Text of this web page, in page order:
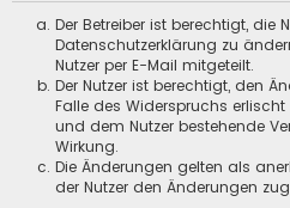
Der Betreiber ist berechtigt,
Datenschutzerklärung zu
Nutzer per E-Mail mitgeteilt.
Der Nutzer ist berechtigt, den
Falle des Widerspruchs
und dem Nutzer bestehende
Wirkung.
Die Änderungen gelten als
der Nutzer den Änderungen